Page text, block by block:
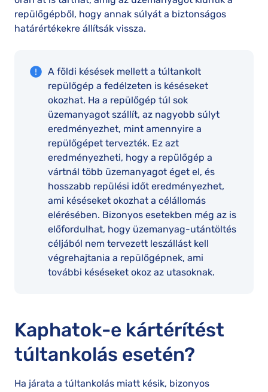
repülőgépből, hogy annak súlyát a biztonságos
határértékekre állítsák vissza.
A földi késések mellett a túltankolt
repülőgép a fedélzeten is késéseket
okozhat. Ha a repülőgép túl sok
üzemanyagot szállít, az nagyobb súlyt
eredményezhet, mint amennyire a
repülőgépet tervezték. Ez azt
eredményezheti, hogy a repülőgép a
vártnál több üzemanyagot éget el, és
hosszabb repülési időt eredményezhet,
ami késéseket okozhat a célállomás
elérésében. Bizonyos esetekben még az is
előfordulhat, hogy üzemanyag-utántöltés
céljából nem tervezett leszállást kell
végrehajtania a repülőgépnek, ami
további késéseket okoz az utasoknak.
Kaphatok-e kártérítést
túltankolás esetén?
Ha járata a túltankolás miatt késik, bizonyos